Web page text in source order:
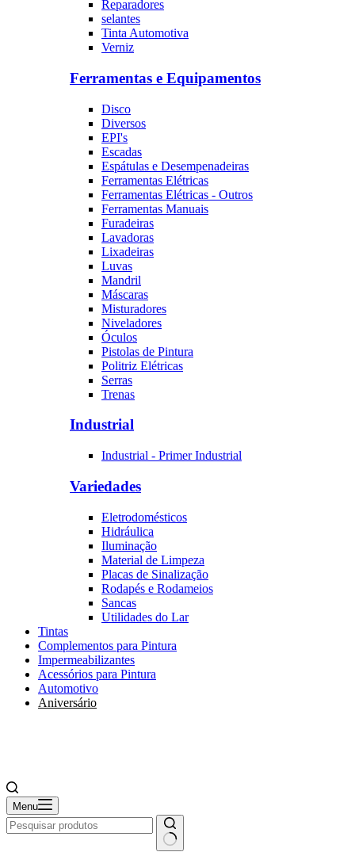
Reparadores
selantes
Tinta Automotiva
Verniz
Ferramentas e Equipamentos
Disco
Diversos
EPI's
Escadas
Espátulas e Desempenadeiras
Ferramentas Elétricas
Ferramentas Elétricas - Outros
Ferramentas Manuais
Furadeiras
Lavadoras
Lixadeiras
Luvas
Mandril
Máscaras
Misturadores
Niveladores
Óculos
Pistolas de Pintura
Politriz Elétricas
Serras
Trenas
Industrial
Industrial - Primer Industrial
Variedades
Eletrodomésticos
Hidráulica
Iluminação
Material de Limpeza
Placas de Sinalização
Rodapés e Rodameios
Sancas
Utilidades do Lar
Tintas
Complementos para Pintura
Impermeabilizantes
Acessórios para Pintura
Automotivo
Aniversário
Menu